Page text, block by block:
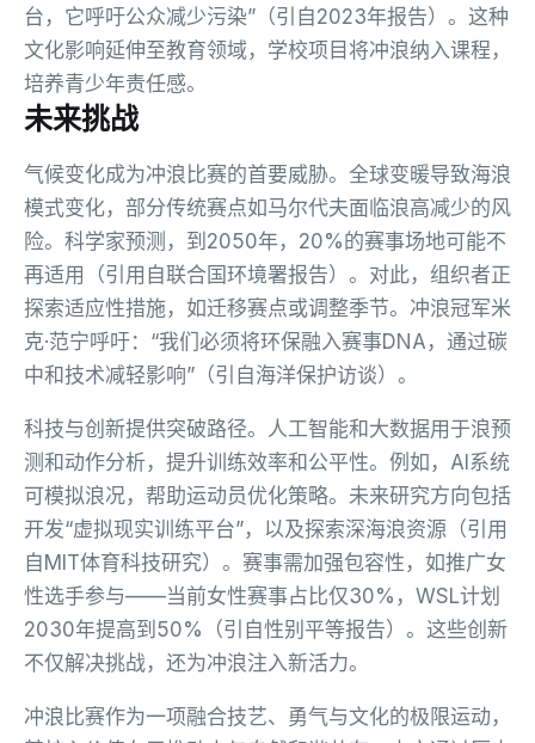
台，它呼吁公众减少污染”（引自2023年报告）。这种
文化影响延伸至教育领域，学校项目将冲浪纳入课程，
培养青少年责任感。
未来挑战
气候变化成为冲浪比赛的首要威胁。全球变暖导致海浪
模式变化，部分传统赛点如马尔代夫面临浪高减少的风
险。科学家预测，到2050年，20%的赛事场地可能不
再适用（引用自联合国环境署报告）。对此，组织者正
探索适应性措施，如迁移赛点或调整季节。冲浪冠军米
克·范宁呼吁：“我们必须将环保融入赛事DNA，通过碳
中和技术减轻影响”（引自海洋保护访谈）。
科技与创新提供突破路径。人工智能和大数据用于浪预
测和动作分析，提升训练效率和公平性。例如，AI系统
可模拟浪况，帮助运动员优化策略。未来研究方向包括
开发“虚拟现实训练平台”，以及探索深海浪资源（引用
自MIT体育科技研究）。赛事需加强包容性，如推广女
性选手参与——当前女性赛事占比仅30%，WSL计划
2030年提高到50%（引自性别平等报告）。这些创新
不仅解决挑战，还为冲浪注入新活力。
冲浪比赛作为一项融合技艺、勇气与文化的极限运动，